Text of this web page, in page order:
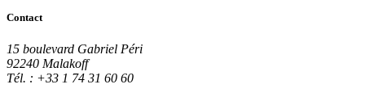
Contact
15 boulevard Gabriel Péri
92240 Malakoff
Tél. : +33 1 74 31 60 60